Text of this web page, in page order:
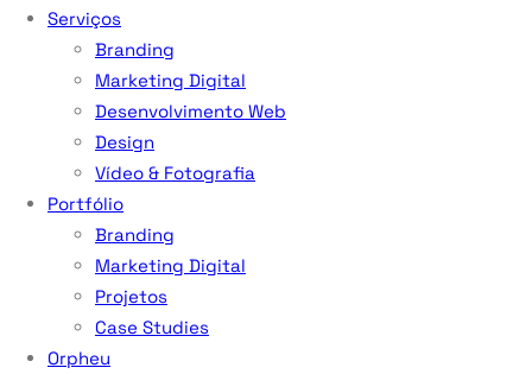
Serviços
Branding
Marketing Digital
Desenvolvimento Web
Design
Vídeo & Fotografia
Portfólio
Branding
Marketing Digital
Projetos
Case Studies
Orpheu